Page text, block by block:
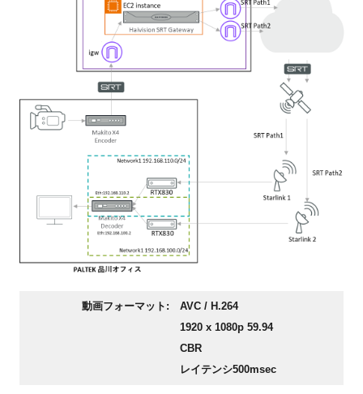
動画フォーマット:
AVC / H.264
1920 x 1080p 59.94
CBR
レイテンシ500msec